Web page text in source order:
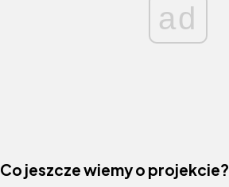
ad
Co jeszcze wiemy o projekcie?